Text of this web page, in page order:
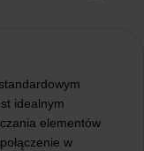
idealnym
elementów
w